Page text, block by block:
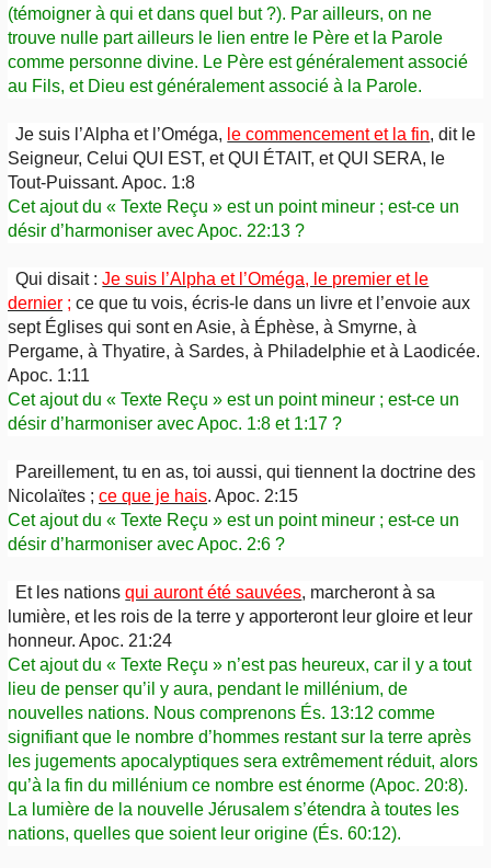
(témoigner à qui et dans quel but ?). Par ailleurs, on ne
trouve nulle part ailleurs le lien entre le Père et la Parole
comme personne divine. Le Père est généralement associé
au Fils, et Dieu est généralement associé à la Parole.
Je suis l’Alpha et l’Oméga, le commencement et la fin, dit le
Seigneur, Celui QUI EST, et QUI ÉTAIT, et QUI SERA, le
Tout-Puissant. Apoc. 1:8
Cet ajout du « Texte Reçu » est un point mineur ; est-ce un
désir d’harmoniser avec Apoc. 22:13 ?
Qui disait :Je suis l’Alpha et l’Oméga, le premier et le
dernier ; ce que tu vois, écris-le dans un livre et l’envoie aux
sept Églises qui sont en Asie, à Éphèse, à Smyrne, à
Pergame, à Thyatire, à Sardes, à Philadelphie et à Laodicée.
Apoc. 1:11
Cet ajout du « Texte Reçu » est un point mineur ; est-ce un
désir d’harmoniser avec Apoc. 1:8 et 1:17 ?
Pareillement, tu en as, toi aussi, qui tiennent la doctrine des
Nicolaïtes ; ce que je hais. Apoc. 2:15
Cet ajout du « Texte Reçu » est un point mineur ; est-ce un
désir d’harmoniser avec Apoc. 2:6 ?
Et les nationsqui auront été sauvées, marcheront à sa
lumière, et les rois de la terre y apporteront leur gloire et leur
honneur. Apoc. 21:24
Cet ajout du « Texte Reçu » n’est pas heureux, car il y a tout
lieu de penser qu’il y aura, pendant le millénium, de
nouvelles nations. Nous comprenons És. 13:12 comme
signifiant que le nombre d’hommes restant sur la terre après
les jugements apocalyptiques sera extrêmement réduit, alors
qu’à la fin du millénium ce nombre est énorme (Apoc. 20:8).
La lumière de la nouvelle Jérusalem s’étendra à toutes les
nations, quelles que soient leur origine (És. 60:12).